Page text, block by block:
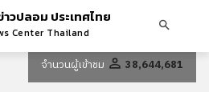
วปลอม ประเทศไทย
Center Thailand
จำนวนผู้เข้าชม 38,644,681